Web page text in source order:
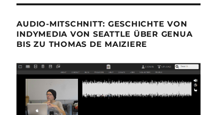
AUDIO-MITSCHNITT: GESCHICHTE VON
INDYMEDIA VON SEATTLE ÜBER GENUA
BIS ZU THOMAS DE MAIZIERE